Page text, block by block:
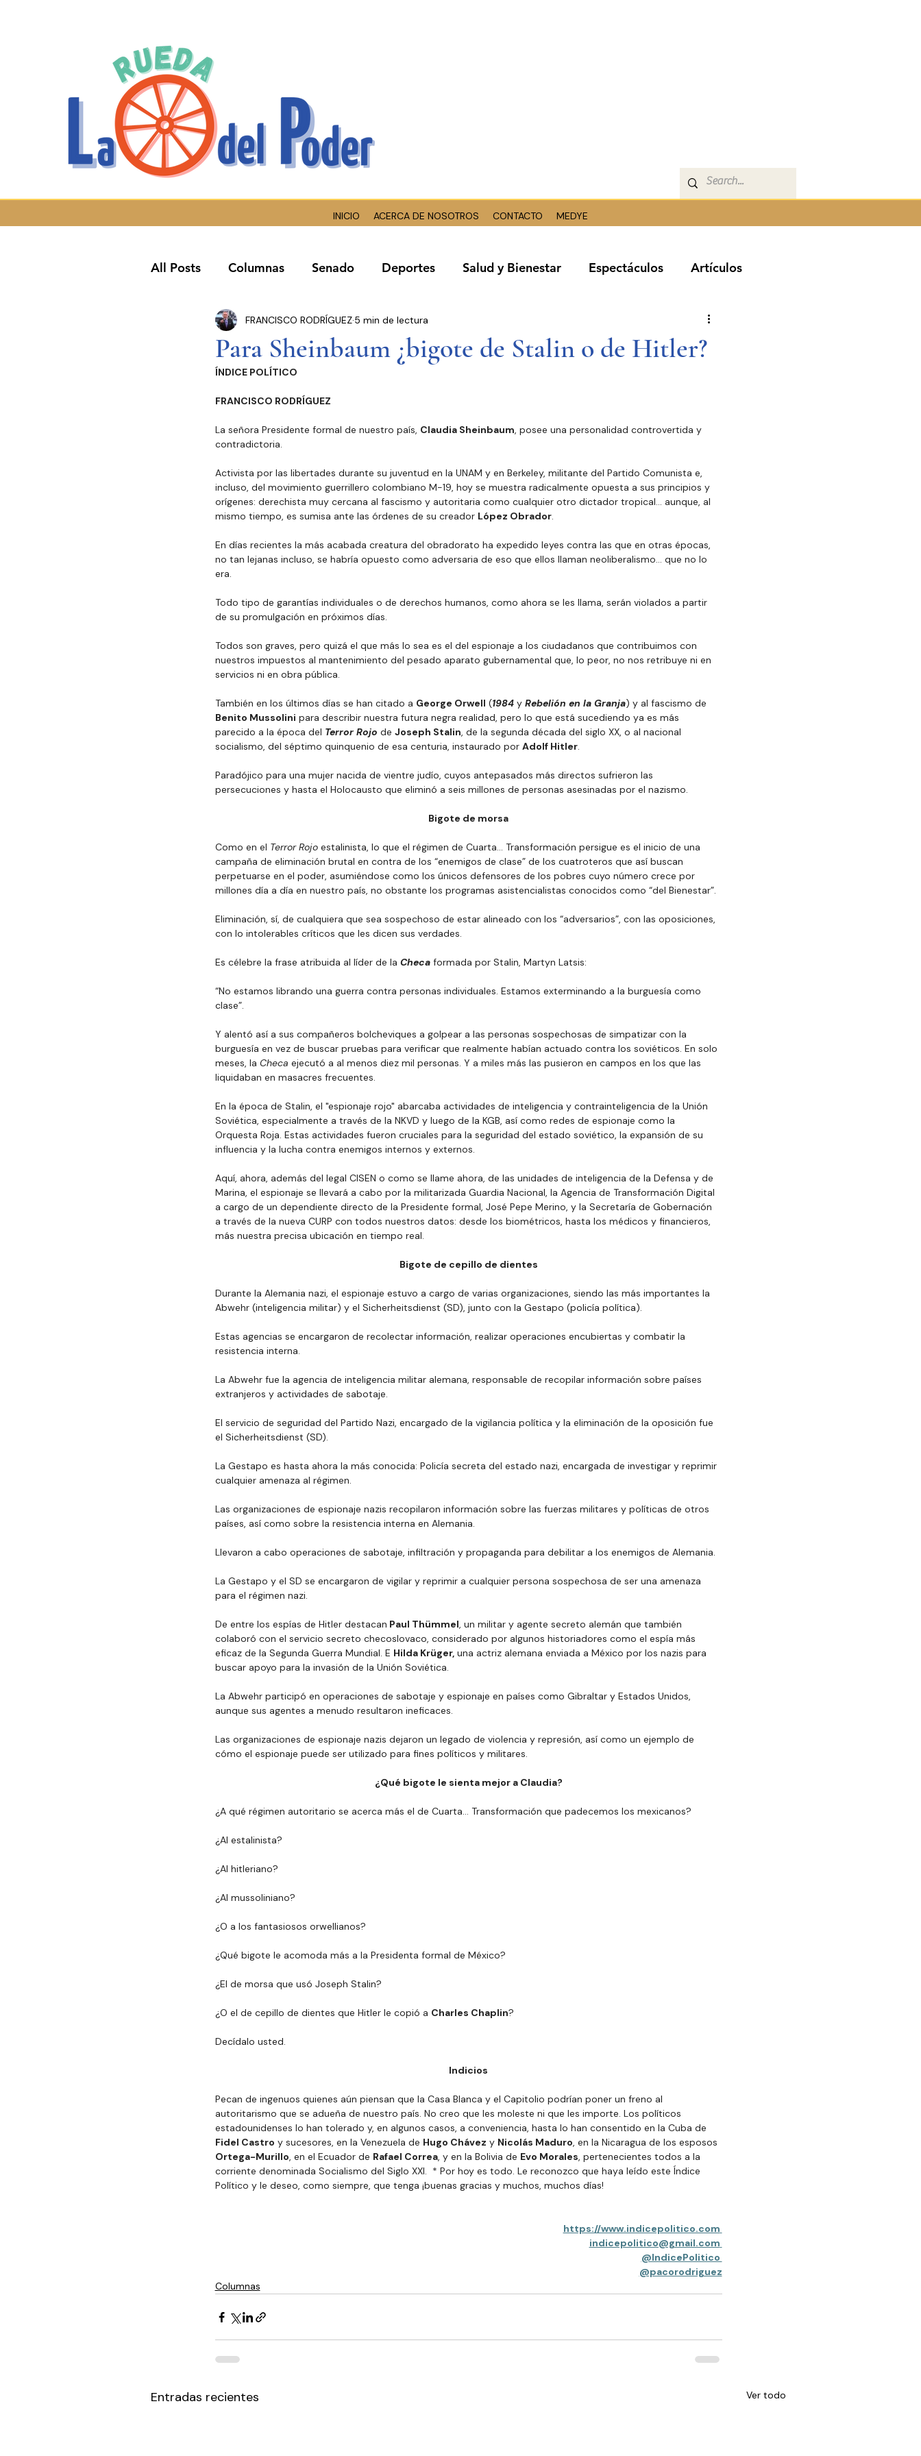
INICIO ACERCA DE NOSOTROS CONTACTO MEDYE
All Posts Columnas Senado Deportes Salud y Bienestar Espectáculos Artículos
Congreso Cdmx Presidencia Entrevistas
Seguridad Pública
Estados y Municipios Partidos Políticos Poder Judicial Cámara de Diputados
Para Sheinbaum ¿bigote de Stalin o de Hitler?
FRANCISCO RODRÍGUEZ 5 min de lectura
ÍNDICE POLÍTICO
FRANCISCO RODRÍGUEZ
La señora Presidente formal de nuestro país, Claudia Sheinbaum, posee una personalidad controvertida y
contradictoria.
Activista por las libertades durante su juventud en la UNAM y en Berkeley, militante del Partido Comunista e,
incluso, del movimiento guerrillero colombiano M-19, hoy se muestra radicalmente opuesta a sus principios y
orígenes: derechista muy cercana al fascismo y autoritaria como cualquier otro dictador tropical… aunque, al
mismo tiempo, es sumisa ante las órdenes de su creador López Obrador.
En días recientes la más acabada creatura del obradorato ha expedido leyes contra las que en otras épocas,
no tan lejanas incluso, se habría opuesto como adversaria de eso que ellos llaman neoliberalismo… que no lo
era.
Todo tipo de garantías individuales o de derechos humanos, como ahora se les llama, serán violados a partir
de su promulgación en próximos días.
Todos son graves, pero quizá el que más lo sea es el del espionaje a los ciudadanos que contribuimos con
nuestros impuestos al mantenimiento del pesado aparato gubernamental que, lo peor, no nos retribuye ni en
servicios ni en obra pública.
También en los últimos días se han citado a George Orwell (1984 y Rebelión en la Granja) y al fascismo de
Benito Mussolini para describir nuestra futura negra realidad, pero lo que está sucediendo ya es más
parecido a la época del Terror Rojo de Joseph Stalin, de la segunda década del siglo XX, o al nacional
socialismo, del séptimo quinquenio de esa centuria, instaurado por Adolf Hitler.
Paradójico para una mujer nacida de vientre judío, cuyos antepasados más directos sufrieron las
persecuciones y hasta el Holocausto que eliminó a seis millones de personas asesinadas por el nazismo.
Bigote de morsa
Como en el Terror Rojo estalinista, lo que el régimen de Cuarta… Transformación persigue es el inicio de una
campaña de eliminación brutal en contra de los “enemigos de clase” de los cuatroteros que así buscan
perpetuarse en el poder, asumiéndose como los únicos defensores de los pobres cuyo número crece por
millones día a día en nuestro país, no obstante los programas asistencialistas conocidos como “del Bienestar”.
Eliminación, sí, de cualquiera que sea sospechoso de estar alineado con los “adversarios”, con las oposiciones,
con lo intolerables críticos que les dicen sus verdades.
Es célebre la frase atribuida al líder de la Checa formada por Stalin, Martyn Latsis:
“No estamos librando una guerra contra personas individuales. Estamos exterminando a la burguesía como
clase”.
Y alentó así a sus compañeros bolcheviques a golpear a las personas sospechosas de simpatizar con la
burguesía en vez de buscar pruebas para verificar que realmente habían actuado contra los soviéticos. En solo
meses, la Checa ejecutó a al menos diez mil personas. Y a miles más las pusieron en campos en los que las
liquidaban en masacres frecuentes.
En la época de Stalin, el "espionaje rojo" abarcaba actividades de inteligencia y contrainteligencia de la Unión
Soviética, especialmente a través de la NKVD y luego de la KGB, así como redes de espionaje como la
Orquesta Roja. Estas actividades fueron cruciales para la seguridad del estado soviético, la expansión de su
influencia y la lucha contra enemigos internos y externos.
Aquí, ahora, además del legal CISEN o como se llame ahora, de las unidades de inteligencia de la Defensa y de
Marina, el espionaje se llevará a cabo por la militarizada Guardia Nacional, la Agencia de Transformación Digital
a cargo de un dependiente directo de la Presidente formal, José Pepe Merino, y la Secretaría de Gobernación
a través de la nueva CURP con todos nuestros datos: desde los biométricos, hasta los médicos y financieros,
más nuestra precisa ubicación en tiempo real.
Bigote de cepillo de dientes
Durante la Alemania nazi, el espionaje estuvo a cargo de varias organizaciones, siendo las más importantes la
Abwehr (inteligencia militar) y el Sicherheitsdienst (SD), junto con la Gestapo (policía política).
Estas agencias se encargaron de recolectar información, realizar operaciones encubiertas y combatir la
resistencia interna.
La Abwehr fue la agencia de inteligencia militar alemana, responsable de recopilar información sobre países
extranjeros y actividades de sabotaje.
El servicio de seguridad del Partido Nazi, encargado de la vigilancia política y la eliminación de la oposición fue
el Sicherheitsdienst (SD).
La Gestapo es hasta ahora la más conocida: Policía secreta del estado nazi, encargada de investigar y reprimir
cualquier amenaza al régimen.
Las organizaciones de espionaje nazis recopilaron información sobre las fuerzas militares y políticas de otros
países, así como sobre la resistencia interna en Alemania.
Llevaron a cabo operaciones de sabotaje, infiltración y propaganda para debilitar a los enemigos de Alemania.
La Gestapo y el SD se encargaron de vigilar y reprimir a cualquier persona sospechosa de ser una amenaza
para el régimen nazi.
De entre los espías de Hitler destacan Paul Thümmel, un militar y agente secreto alemán que también
colaboró con el servicio secreto checoslovaco, considerado por algunos historiadores como el espía más
eficaz de la Segunda Guerra Mundial. E Hilda Krüger, una actriz alemana enviada a México por los nazis para
buscar apoyo para la invasión de la Unión Soviética.
La Abwehr participó en operaciones de sabotaje y espionaje en países como Gibraltar y Estados Unidos,
aunque sus agentes a menudo resultaron ineficaces.
Las organizaciones de espionaje nazis dejaron un legado de violencia y represión, así como un ejemplo de
cómo el espionaje puede ser utilizado para fines políticos y militares.
¿Qué bigote le sienta mejor a Claudia?
¿A qué régimen autoritario se acerca más el de Cuarta… Transformación que padecemos los mexicanos?
¿Al estalinista?
¿Al hitleriano?
¿Al mussoliniano?
¿O a los fantasiosos orwellianos?
¿Qué bigote le acomoda más a la Presidenta formal de México?
¿El de morsa que usó Joseph Stalin?
¿O el de cepillo de dientes que Hitler le copió a Charles Chaplin?
Decídalo usted.
Indicios
Pecan de ingenuos quienes aún piensan que la Casa Blanca y el Capitolio podrían poner un freno al
autoritarismo que se adueña de nuestro país. No creo que les moleste ni que les importe. Los políticos
estadounidenses lo han tolerado y, en algunos casos, a conveniencia, hasta lo han consentido en la Cuba de
Fidel Castro y sucesores, en la Venezuela de Hugo Chávez y Nicolás Maduro, en la Nicaragua de los esposos
Ortega-Murillo, en el Ecuador de Rafael Correa, y en la Bolivia de Evo Morales, pertenecientes todos a la
corriente denominada Socialismo del Siglo XXI. * Por hoy es todo. Le reconozco que haya leído este Índice
Político y le deseo, como siempre, que tenga ¡buenas gracias y muchos, muchos días!
https://www.indicepolitico.com
indicepolitico@gmail.com
@IndicePolitico
@pacorodriguez
Columnas
Entradas recientes Ver todo